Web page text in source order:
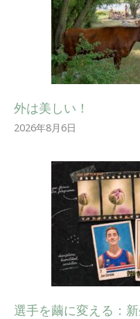
外は美しい！
2026年8月6日
選手を繭に変える：